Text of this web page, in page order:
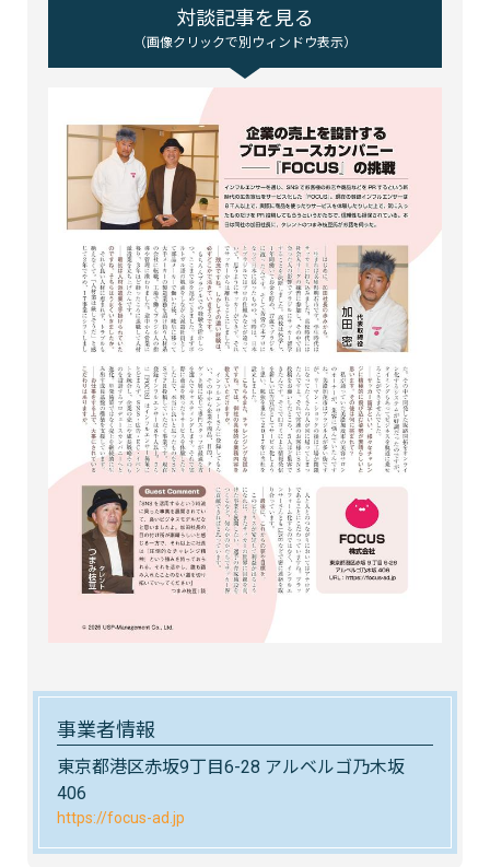
対談記事を見る
（画像クリックで別ウィンドウ表示）
事業者情報
東京都港区赤坂9丁目6-28 アルベルゴ乃木坂
406
https://focus-ad.jp